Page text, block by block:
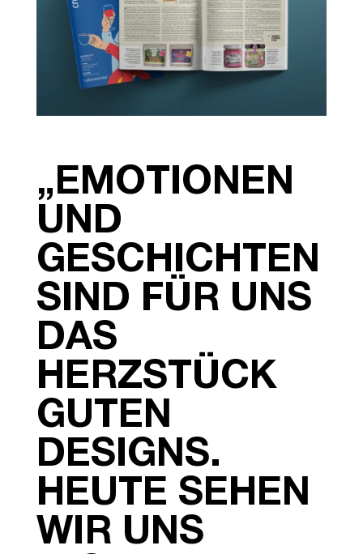
„EMOTIONEN
UND
GESCHICHTEN
SIND FÜR UNS
DAS
HERZSTÜCK
GUTEN
DESIGNS.
HEUTE SEHEN
WIR UNS